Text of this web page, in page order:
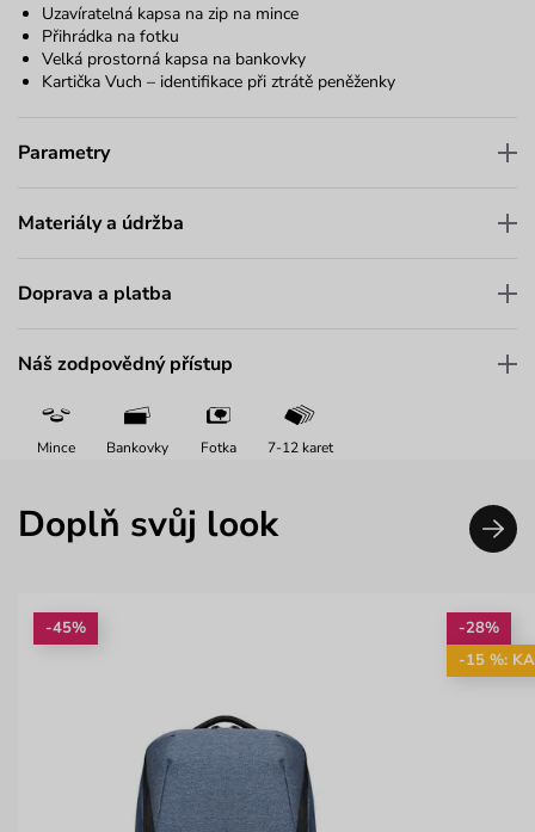
Uzavíratelná kapsa na zip na mince
Přihrádka na fotku
Velká prostorná kapsa na bankovky
Kartička Vuch – identifikace při ztrátě peněženky
Parametry
Materiály a údržba
Doprava a platba
Náš zodpovědný přístup
Mince Bankovky Fotka 7-12 karet
Doplň svůj look
-45%
-28%
-15 %: